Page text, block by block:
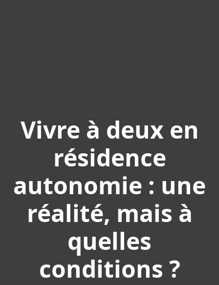
Vivre à deux en
résidence
autonomie : une
réalité, mais à
quelles
conditions ?